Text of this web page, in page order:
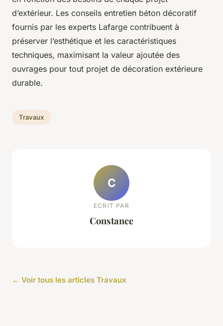
d’extérieur. Les conseils entretien béton décoratif
fournis par les experts Lafarge contribuent à
préserver l’esthétique et les caractéristiques
techniques, maximisant la valeur ajoutée des
ouvrages pour tout projet de décoration extérieure
durable.
Travaux
C
ECRIT PAR
Constance
← Voir tous les articles Travaux